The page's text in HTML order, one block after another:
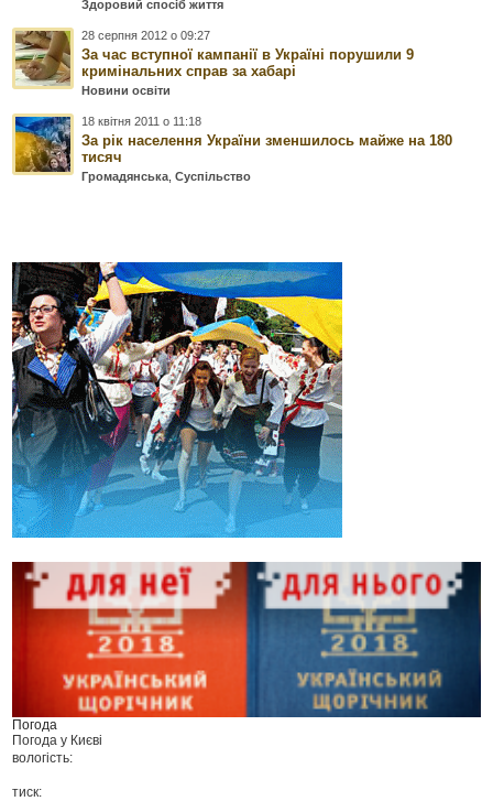
Здоровий спосіб життя
28 серпня 2012 о 09:27
За час вступної кампанії в Україні порушили 9
кримінальних справ за хабарі
Новини освіти
18 квітня 2011 о 11:18
За рік населення України зменшилось майже на 180
тисяч
Громадянська ,Суспільство
Погода
Погода у Києві
вологість:
тиск: